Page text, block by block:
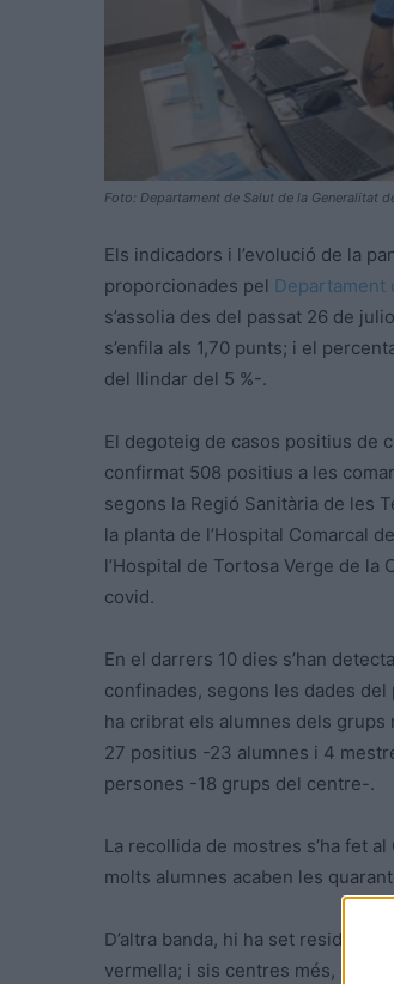
Foto: Departament de Salut de la Generalitat
Els indicadors i l’evolució de la
proporcionades pel Departament
s’assolia des del passat 26 de
s’enfila als 1,70 punts; i el
del llindar del 5 %-.
El degoteig de casos positius de
confirmat 508 positius a les
segons la Regió Sanitària de les
la planta de l’Hospital Comarcal
l’Hospital de Tortosa Verge de
covid.
En el darrers 10 dies s’han
confinades, segons les dades
ha cribrat els alumnes dels grups
27 positius -23 alumnes i 4
persones -18 grups del centre-.
La recollida de mostres s’ha fet
molts alumnes acaben les
D’altra banda, hi ha set
vermella; i sis centres més, en